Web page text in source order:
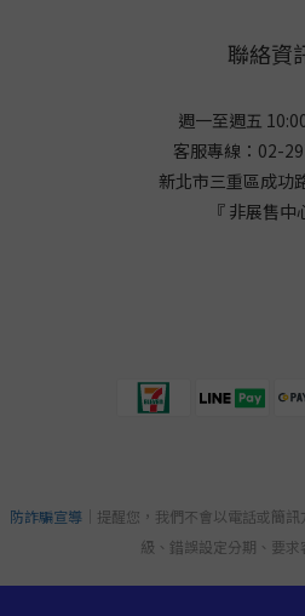
聯絡資
週一至週五
客服專線：02-
新北市三重區成功
『 非展售中
防詐騙宣導 ｜提醒您，我們不會以電話或簡
級、錯誤設定分期、要求